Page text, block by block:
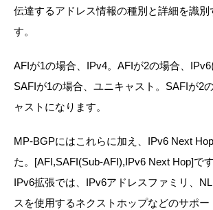
伝達するアドレス情報の種別と詳細を識
す。
AFIが1の場合、IPv4。AFIが2の場合、IPv6
SAFIが1の場合、ユニキャスト。SAFIが2
ャストになります。
MP-BGPにはこれらに加え、IPv6 Next
た。[AFI,SAFI(Sub-AFI),IPv6 Next Hop]で
IPv6拡張では、IPv6アドレスファミリ、
スを使用するネクストホップなどのサポー